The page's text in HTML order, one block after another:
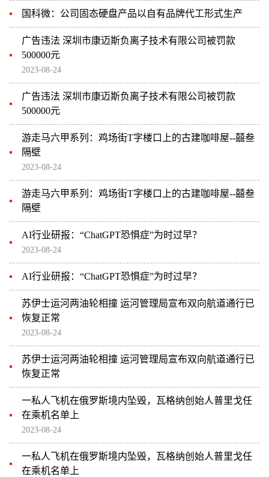
国科微：公司固态硬盘产品以自有品牌代工形式生产
广告违法 深圳市康迈斯负离子技术有限公司被罚款
500000元
2023-08-24
广告违法 深圳市康迈斯负离子技术有限公司被罚款
500000元
游走马六甲系列：鸡场街T字楼口上的古建咖啡屋--囍叁
隔壁
2023-08-24
游走马六甲系列：鸡场街T字楼口上的古建咖啡屋--囍叁
隔壁
AI行业研报：“ChatGPT恐惧症”为时过早？
2023-08-24
AI行业研报：“ChatGPT恐惧症”为时过早？
苏伊士运河两油轮相撞 运河管理局宣布双向航道通行已
恢复正常
2023-08-24
苏伊士运河两油轮相撞 运河管理局宣布双向航道通行已
恢复正常
一私人飞机在俄罗斯境内坠毁，瓦格纳创始人普里戈任
在乘机名单上
2023-08-24
一私人飞机在俄罗斯境内坠毁，瓦格纳创始人普里戈任
在乘机名单上